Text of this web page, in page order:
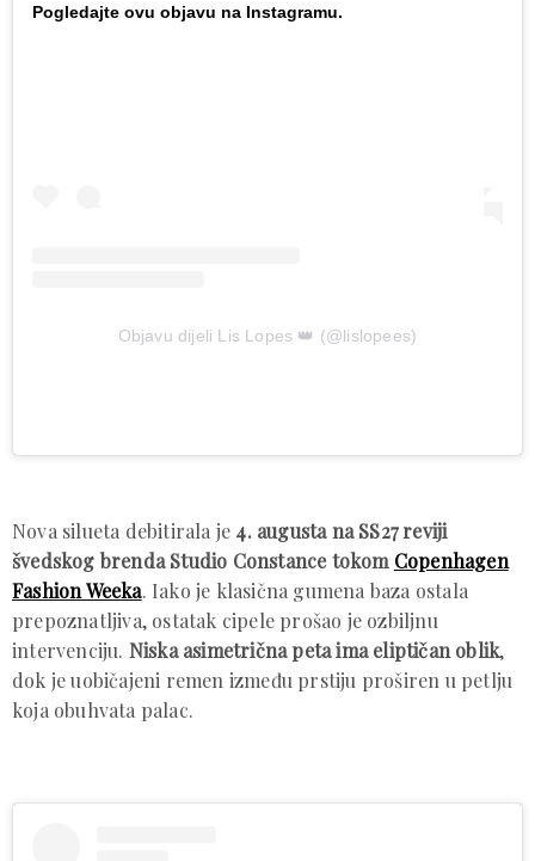
Pogledajte ovu objavu na Instagramu.
Objavu dijeli Lis Lopes 👑 (@lislopees)
Nova silueta debitirala je 4. augusta na SS27 reviji
švedskog brenda Studio Constance tokom Copenhagen
Fashion Weeka. Iako je klasična gumena baza ostala
prepoznatljiva, ostatak cipele prošao je ozbiljnu
intervenciju. Niska asimetrična peta ima eliptičan oblik,
dok je uobičajeni remen između prstiju proširen u petlju
koja obuhvata palac.